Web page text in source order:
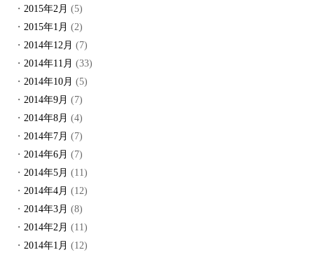
2015年2月 (5)
2015年1月 (2)
2014年12月 (7)
2014年11月 (33)
2014年10月 (5)
2014年9月 (7)
2014年8月 (4)
2014年7月 (7)
2014年6月 (7)
2014年5月 (11)
2014年4月 (12)
2014年3月 (8)
2014年2月 (11)
2014年1月 (12)